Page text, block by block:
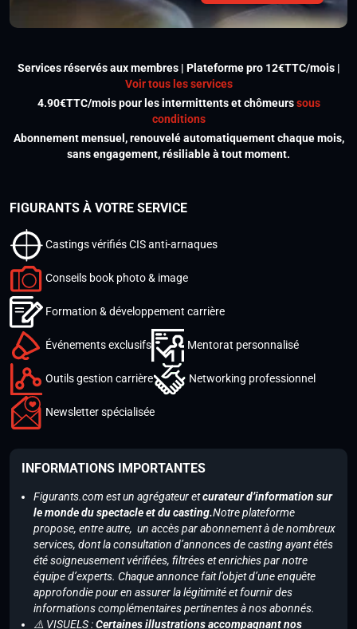
Services réservés aux membres | Plateforme pro 12€TTC/mois |
Voir tous les services
4.90€TTC/mois pour les intermittents et chômeurssous
conditions
Abonnement mensuel, renouvelé automatiquement chaque mois,
sans engagement, résiliable à tout moment.
FIGURANTS À VOTRE SERVICE
Castings vérifiés CIS anti-arnaques
Conseils book photo & image
Formation & développement carrière
Événements exclusifs Mentorat personnalisé
Outils gestion carrière Networking professionnel
Newsletter spécialisée
INFORMATIONS IMPORTANTES
Figurants.com est un agrégateur etcurateur d’information sur
le monde du spectacle et du casting.Notre plateforme
propose, entre autre, un accès par abonnement à de nombreux
services, dont la consultation d’annonces de casting ayant étés
été soigneusement vérifiées, filtrées et enrichies par notre
équipe d’experts. Chaque annonce fait l’objet d’une enquête
approfondie pour en assurer la légitimité et fournir des
informations complémentaires pertinentes à nos abonnés.
⚠️ VISUELS :Certaines illustrations accompagnant nos